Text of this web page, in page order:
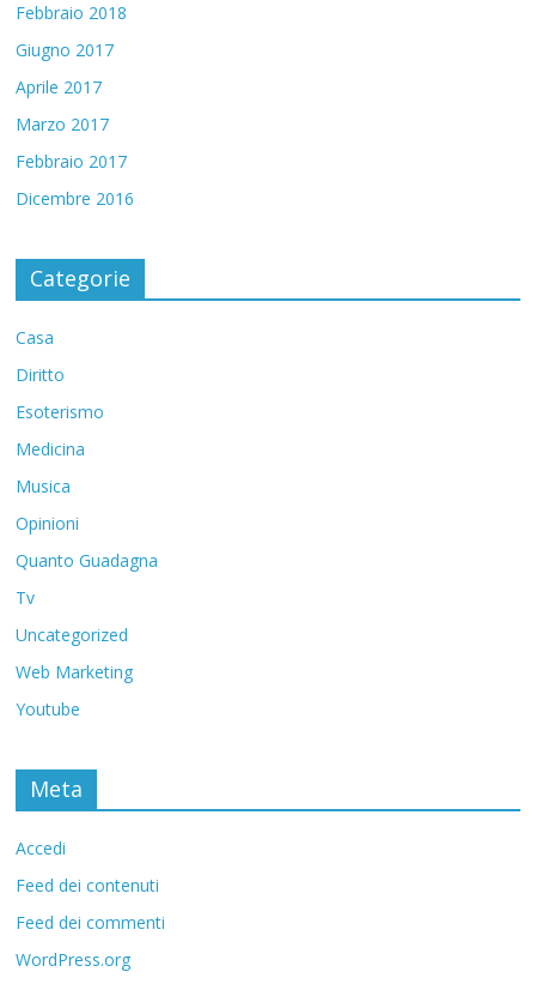
Febbraio 2018
Giugno 2017
Aprile 2017
Marzo 2017
Febbraio 2017
Dicembre 2016
Categorie
Casa
Diritto
Esoterismo
Medicina
Musica
Opinioni
Quanto Guadagna
Tv
Uncategorized
Web Marketing
Youtube
Meta
Accedi
Feed dei contenuti
Feed dei commenti
WordPress.org